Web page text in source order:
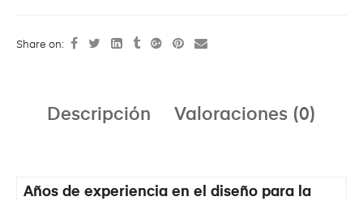
Share on:
Descripción Valoraciones (0)
Años de experiencia en el diseño para la